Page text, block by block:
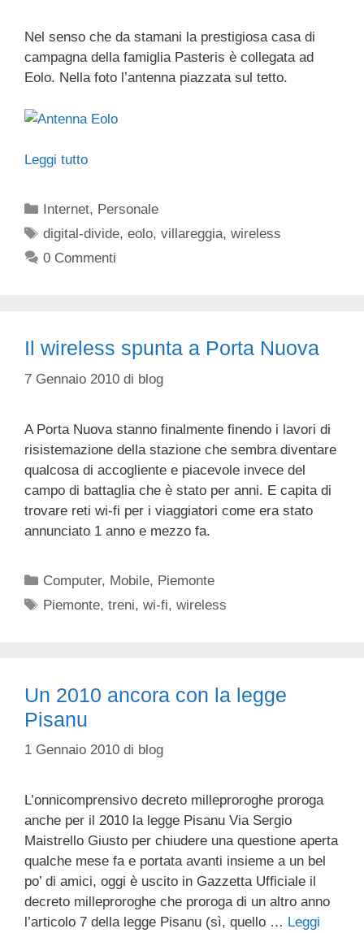
Nel senso che da stamani la prestigiosa casa di
campagna della famiglia Pasteris è collegata ad
Eolo. Nella foto l’antenna piazzata sul tetto.
Leggi tutto
Categorie
Internet, Personale
Tag
digital-divide,eolo,villareggia,wireless
0 Commenti
Il wireless spunta a Porta Nuova
7 Gennaio 2010 di blog
A Porta Nuova stanno finalmente finendo i lavori di
risistemazione della stazione che sembra diventare
qualcosa di accogliente e piacevole invece del
campo di battaglia che è stato per anni. E capita di
trovare reti wi-fi per i viaggiatori come era stato
annunciato 1 anno e mezzo fa.
Categorie
Computer, Mobile, Piemonte
Tag
Piemonte,treni,wi-fi,wireless
Un 2010 ancora con la legge
Pisanu
1 Gennaio 2010 di blog
L’onnicomprensivo decreto milleproroghe proroga
anche per il 2010 la legge Pisanu Via Sergio
Maistrello Giusto per chiudere una questione aperta
qualche mese fa e portata avanti insieme a un bel
po’ di amici, oggi è uscito in Gazzetta Ufficiale il
decreto milleproroghe che proroga di un altro anno
l’articolo 7 della legge Pisanu (sì, quello … Leggi